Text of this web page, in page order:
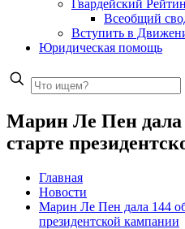
Гвардейский
Всеобщий
Вступить в
Юридическая помощь
Марин Ле Пен дала
старте
Главная
Новости
Марин Ле Пен дала 144
президентской кампании